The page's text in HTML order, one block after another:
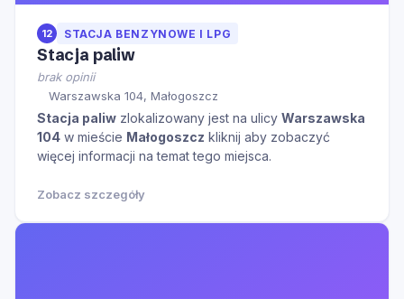
12 STACJA BENZYNOWE I LPG
Stacja paliw
brak opinii
Warszawska 104, Małogoszcz
Stacja paliw zlokalizowany jest na ulicy Warszawska
104 w mieście Małogoszcz kliknij aby zobaczyć
więcej informacji na temat tego miejsca.
Zobacz szczegóły